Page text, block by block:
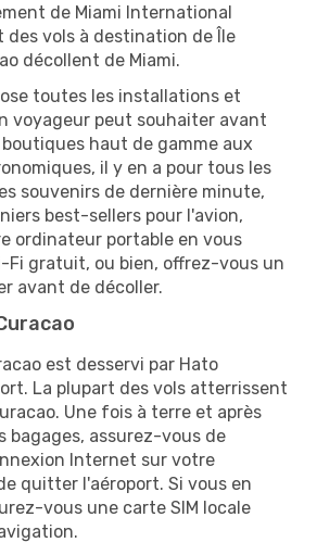
de Miami International
des vols à destination de Île
décollent de Miami.
toutes les installations et
voyageur peut souhaiter avant
boutiques haut de gamme aux
il y en a pour tous les
souvenirs de dernière minute,
best-sellers pour l'avion,
ordinateur portable en vous
Fi gratuit, ou bien, offrez-vous un
avant de décoller.
est desservi par Hato
La plupart des vols atterrissent
Une fois à terre et après
bagages, assurez-vous de
Internet sur votre
quitter l'aéroport. Si vous en
vous une carte SIM locale